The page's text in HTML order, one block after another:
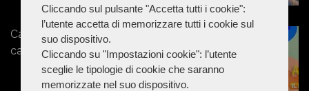
Cliccando sul pulsante "Accetta tutti i cookie":
l’utente accetta di memorizzare tutti i cookie sul
suo dispositivo.
Cliccando su "Impostazioni cookie": l’utente
sceglie le tipologie di cookie che saranno
memorizzate nel suo dispositivo.
Capodanno senza precipitazioni,
calo delle temperature per l'Epifania